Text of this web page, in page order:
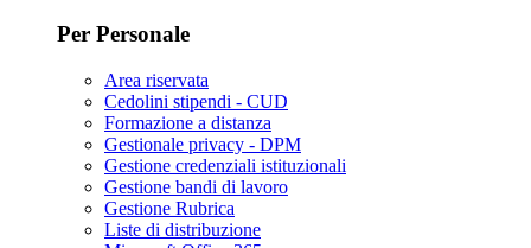
Per Personale
Area riservata
Cedolini stipendi - CUD
Formazione a distanza
Gestionale privacy - DPM
Gestione credenziali istituzionali
Gestione bandi di lavoro
Gestione Rubrica
Liste di distribuzione